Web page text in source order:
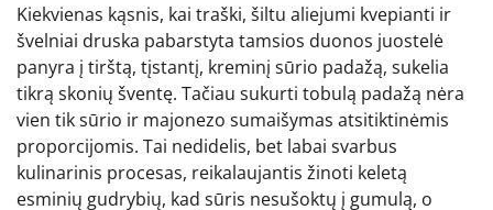
Kiekvienas kąsnis, kai traški, šiltu aliejumi kvepianti ir
švelniai druska pabarstyta tamsios duonos juostelė
panyra į tirštą, tįstantį, kreminį sūrio padažą, sukelia
tikrą skonių šventę. Tačiau sukurti tobulą padažą nėra
vien tik sūrio ir majonezo sumaišymas atsitiktinėmis
proporcijomis. Tai nedidelis, bet labai svarbus
kulinarinis procesas, reikalaujantis žinoti keletą
esminių gudrybių, kad sūris nesušoktų į gumulą, o